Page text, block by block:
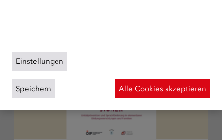
Einstellungen
Speichern Alle Cookies akzeptieren